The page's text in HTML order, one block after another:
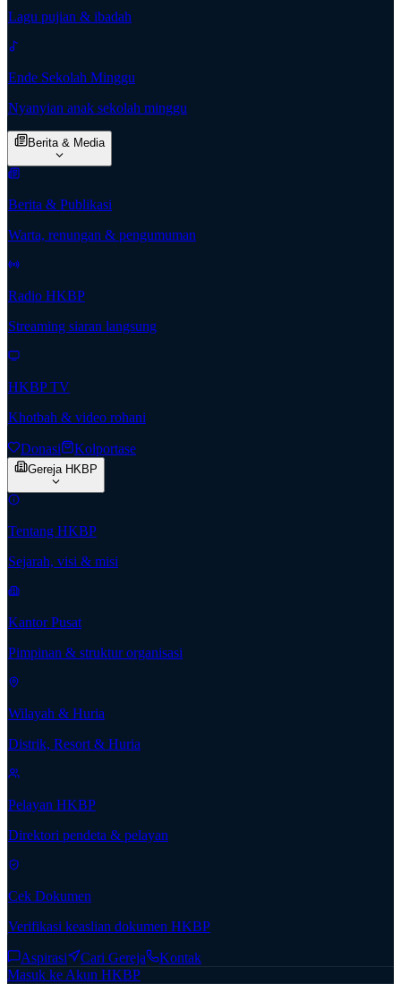
Lagu pujian & ibadah
Ende Sekolah Minggu
Nyanyian anak sekolah minggu
Berita & Media
Berita & Publikasi
Warta, renungan & pengumuman
Radio HKBP
Streaming siaran langsung
HKBP TV
Khotbah & video rohani
Donasi Kolportase
Gereja HKBP
Tentang HKBP
Sejarah, visi & misi
Kantor Pusat
Pimpinan & struktur organisasi
Wilayah & Huria
Distrik, Resort & Huria
Pelayan HKBP
Direktori pendeta & pelayan
Cek Dokumen
Verifikasi keaslian dokumen HKBP
Aspirasi Cari Gereja
Kontak
Masuk ke Akun HKBP